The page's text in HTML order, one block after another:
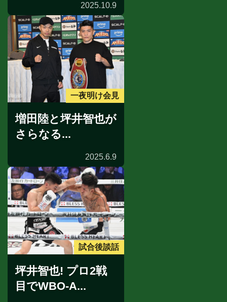
2025.10.9
一夜明け会見
増田陸と坪井智也が
さらなる...
2025.6.9
試合後談話
坪井智也! プロ2戦
目でWBO-A...